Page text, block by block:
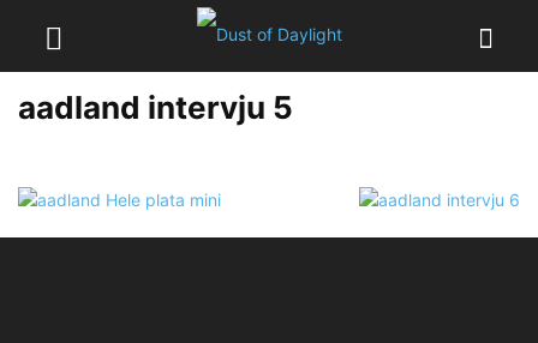
aadland intervju 5